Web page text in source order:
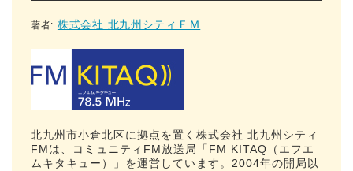
著者: 株式会社 北九州シティＦＭ
北九州市小倉北区に拠点を置く株式会社 北九州シティ
FMは、コミュニティFM放送局「FM KITAQ（エフエ
ムキタキュー）」を運営しています。2004年の開局以